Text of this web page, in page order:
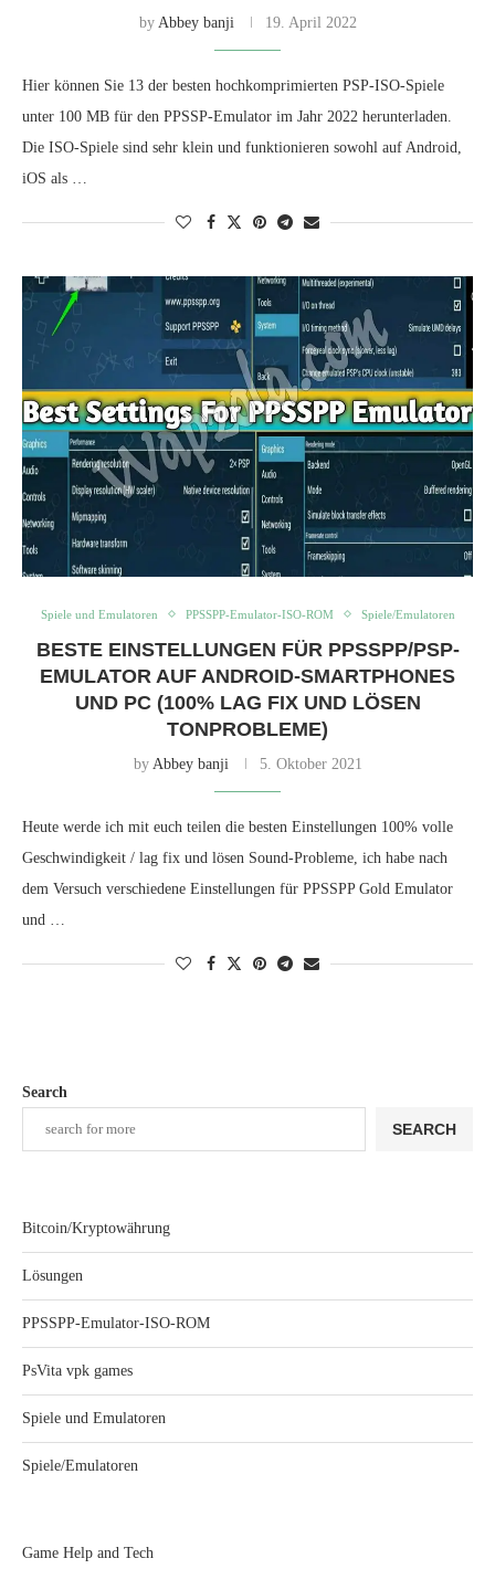
by Abbey banji 19. April 2022
Hier können Sie 13 der besten hochkomprimierten PSP-ISO-Spiele
unter 100 MB für den PPSSP-Emulator im Jahr 2022 herunterladen.
Die ISO-Spiele sind sehr klein und funktionieren sowohl auf Android,
iOS als …
Spiele und Emulatoren PPSSPP-Emulator-ISO-ROM Spiele/Emulatoren
BESTE EINSTELLUNGEN FÜR PPSSPP/PSP-
EMULATOR AUF ANDROID-SMARTPHONES
UND PC (100% LAG FIX UND LÖSEN
TONPROBLEME)
by Abbey banji 5. Oktober 2021
Heute werde ich mit euch teilen die besten Einstellungen 100% volle
Geschwindigkeit / lag fix und lösen Sound-Probleme, ich habe nach
dem Versuch verschiedene Einstellungen für PPSSPP Gold Emulator
und …
Search
SEARCH
Bitcoin/Kryptowährung
Lösungen
PPSSPP-Emulator-ISO-ROM
PsVita vpk games
Spiele und Emulatoren
Spiele/Emulatoren
Game Help and Tech